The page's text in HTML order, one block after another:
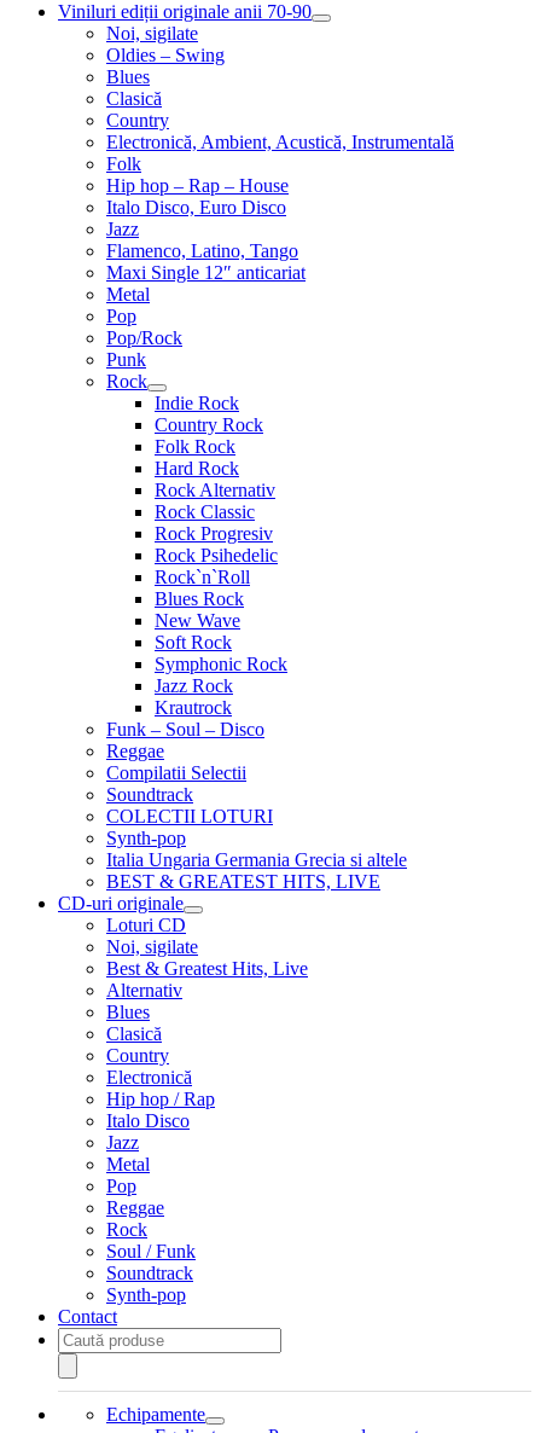
Viniluri ediții originale anii 70-90
Extinde
Noi, sigilate
Oldies – Swing
Blues
Clasică
Country
Electronică, Ambient, Acustică, Instrumentală
Folk
Hip hop – Rap – House
Italo Disco, Euro Disco
Jazz
Flamenco, Latino, Tango
Maxi Single 12″ anticariat
Metal
Pop
Pop/Rock
Punk
Rock
Extinde
meniul
copil
Indie Rock
Country Rock
Folk Rock
Hard Rock
Rock Alternativ
Rock Classic
Rock Progresiv
Rock Psihedelic
Rock`n`Roll
Blues Rock
New Wave
Soft Rock
Symphonic Rock
Jazz Rock
Krautrock
Funk – Soul – Disco
Reggae
Compilatii Selectii
Soundtrack
COLECTII LOTURI
Synth-pop
Italia Ungaria Germania Grecia si altele
BEST & GREATEST HITS, LIVE
CD-uri originale
Extinde
copil
Loturi CD
Noi, sigilate
Best & Greatest Hits, Live
Alternativ
Blues
Clasică
Country
Electronică
Hip hop / Rap
Italo Disco
Jazz
Metal
Pop
Reggae
Rock
Soul / Funk
Soundtrack
Synth-pop
Contact
Products
search
Echipamente
Extinde